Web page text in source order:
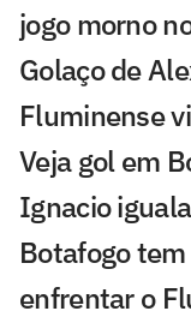
jogo morno
Golaço de
Fluminense
Veja gol em
Ignacio
Botafogo
enfrentar o